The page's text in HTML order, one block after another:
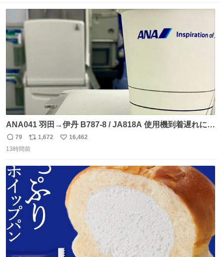
ANA041 羽田→伊丹 B787-8 / JA818A 使用機到着遅れにつ
き 「安全に支障ない範囲で1分1秒でも遅延回復に努めてお
ります」と機長の気合い十分！ が、フライトは順調に進み
じられております」 でコンソメスープ吹き出しそうになり
ましたw
返
信
79
リ
ポ
数
1,672
い
16,462
13時間前